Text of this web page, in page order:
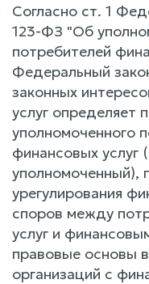
Согласно ст. 1
123-ФЗ "Об
потребителей
Федеральный
законных
услуг определяет
уполномоченного
финансовых услуг
уполномоченный),
урегулирования
споров между
услуг и
правовые основы
организаций с